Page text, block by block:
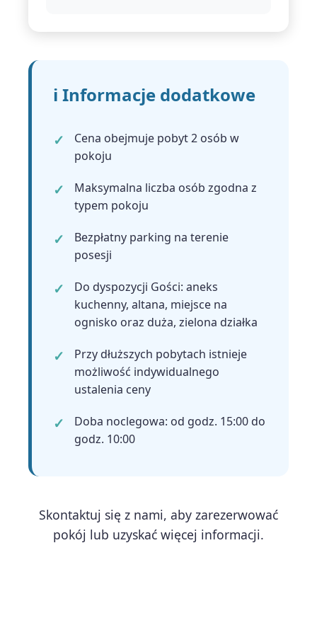
ℹ️ Informacje dodatkowe
Cena obejmuje pobyt 2 osób w
pokoju
Maksymalna liczba osób zgodna z
typem pokoju
Bezpłatny parking na terenie
posesji
Do dyspozycji Gości: aneks
kuchenny, altana, miejsce na
ognisko oraz duża, zielona działka
Przy dłuższych pobytach istnieje
możliwość indywidualnego
ustalenia ceny
Doba noclegowa: od godz. 15:00 do
godz. 10:00
Skontaktuj się z nami, aby zarezerwować
pokój lub uzyskać więcej informacji.